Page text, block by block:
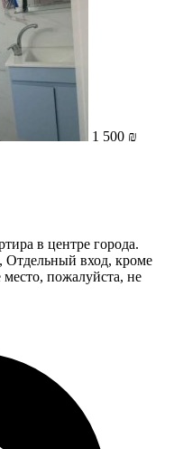
1 500 ₪
в центре города.
Отдельный вход, кроме
место, пожалуйста, не